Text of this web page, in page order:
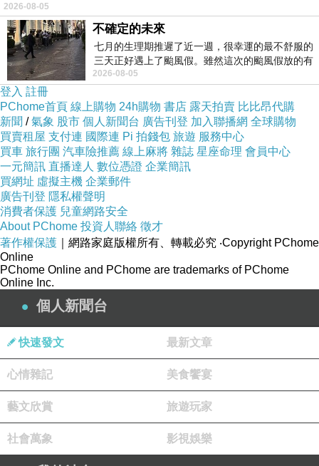
車站設有島式及岸式月台各一座，1991年9月增
建地下道後，直接從地下道連通月台，月台上則
設有候車棚，從月台可見到通霄電廠的大煙囪。
2026-08-05
不確定的未來
七月的生理期推遲了近一週，很幸運的最不舒服的
三天正好遇上了颱風假。雖然這次的颱風假放的有
點虛，因為風雨不大，但這也是最想要的
2026-08-05
登入 註冊
PChome首頁 線上購物 24h購物 書店 露天拍賣 比比昂代購
新聞 /氣象 股市 個人新聞台 廣告刊登 加入聯播網 全球購物
買賣租屋 支付連 國際連 Pi 拍錢包 旅遊 服務中心
買車 旅行團 汽車險推薦 線上麻將 雜誌 星座命理 會員中心
一元簡訊 直播達人 數位憑證 企業簡訊
買網址 虛擬主機 企業郵件
廣告刊登 隱私權聲明
消費者保護 兒童網路安全
About PChome 投資人聯絡 徵才
著作權保護 ｜網路家庭版權所有、轉載必究 ‧Copyright PChome
Online
PChome Online and PChome are trademarks of PChome
Online Inc.
個人新聞台
快速發文 最新文章
心情雜記 美食饗宴
藝文欣賞 旅遊玩家
社會萬象 影視娛樂